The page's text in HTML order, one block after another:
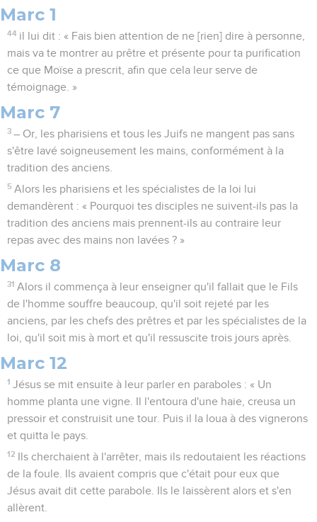
Marc 1
44 il lui dit : « Fais bien attention de ne [rien] dire à personne,
mais va te montrer au prêtre et présente pour ta purification
ce que Moïse a prescrit, afin que cela leur serve de
témoignage. »
Marc 7
3 – Or, les pharisiens et tous les Juifs ne mangent pas sans
s'être lavé soigneusement les mains, conformément à la
tradition des anciens.
5 Alors les pharisiens et les spécialistes de la loi lui
demandèrent : « Pourquoi tes disciples ne suivent-ils pas la
tradition des anciens mais prennent-ils au contraire leur
repas avec des mains non lavées ? »
Marc 8
31 Alors il commença à leur enseigner qu'il fallait que le Fils
de l'homme souffre beaucoup, qu'il soit rejeté par les
anciens, par les chefs des prêtres et par les spécialistes de la
loi, qu'il soit mis à mort et qu'il ressuscite trois jours après.
Marc 12
1 Jésus se mit ensuite à leur parler en paraboles : « Un
homme planta une vigne. Il l'entoura d'une haie, creusa un
pressoir et construisit une tour. Puis il la loua à des vignerons
et quitta le pays.
12
Ils cherchaient à l'arrêter, mais ils redoutaient les réactions
de la foule. Ils avaient compris que c'était pour eux que
Jésus avait dit cette parabole. Ils le laissèrent alors et s'en
allèrent.